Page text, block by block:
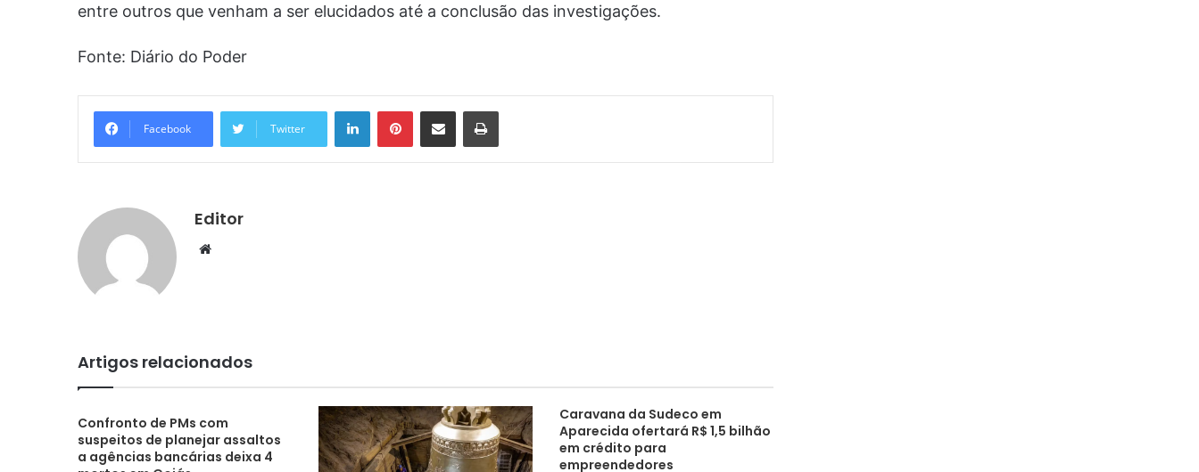
entre outros que venham a ser elucidados até a conclusão das investigações.
Fonte: Diário do Poder
Facebook Twitter
LinkedinPinterestCompartilhar via e-mail Imprimir
Editor
Website
Artigos relacionados
Confronto de PMs com
suspeitos de planejar assaltos
a agências bancárias deixa 4
Caravana da Sudeco em
Aparecida ofertará R$ 1,5 bilhão
em crédito para
empreendedores